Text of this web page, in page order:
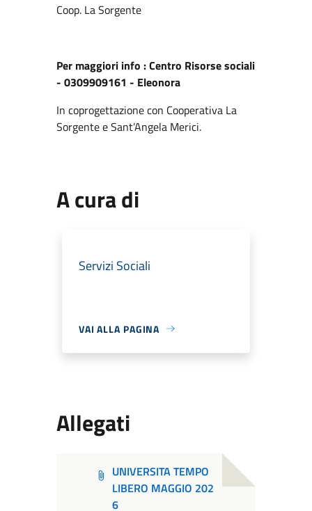
Coop. La Sorgente
Per maggiori info :Centro Risorse sociali
- 0309909161 - Eleonora
In coprogettazione con Cooperativa La
Sorgente e Sant’Angela Merici.
A cura di
Servizi Sociali
VAI ALLA PAGINA
Allegati
UNIVERSITA TEMPO
LIBERO MAGGIO 202
6